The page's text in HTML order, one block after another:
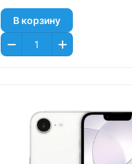
В корзину